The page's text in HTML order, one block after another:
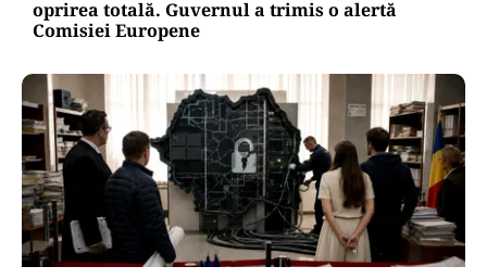
oprirea totală. Guvernul a trimis o alertă
Comisiei Europene